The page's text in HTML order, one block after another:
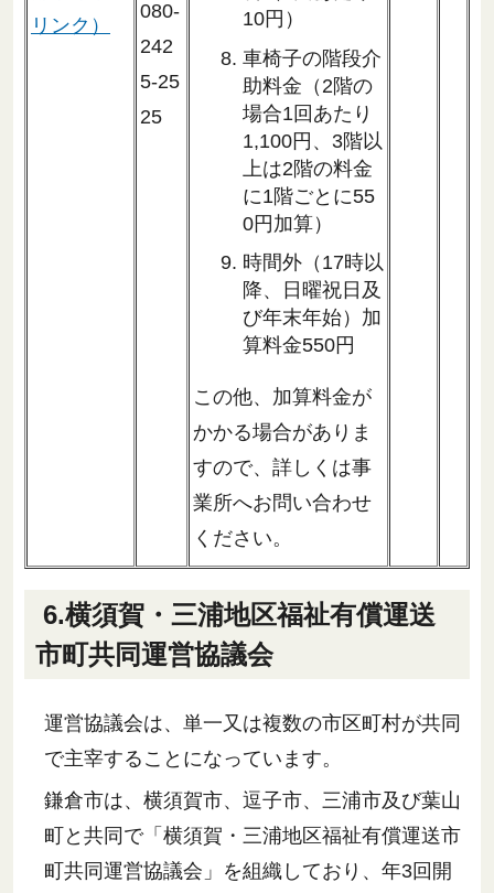
リンク）
080-
242
5-25
25
10円）
車椅子の階段介
助料金（2階の
場合1回あたり
1,100円、3階以
上は2階の料金
に1階ごとに55
0円加算）
時間外（17時以
降、日曜祝日及
び年末年始）加
算料金550円
この他、加算料金が
かかる場合がありま
すので、詳しくは事
業所へお問い合わせ
ください。
6.横須賀・三浦地区福祉有償運送
市町共同運営協議会
運営協議会は、単一又は複数の市区町村が共同
で主宰することになっています。
鎌倉市は、横須賀市、逗子市、三浦市及び葉山
町と共同で「横須賀・三浦地区福祉有償運送市
町共同運営協議会」を組織しており、年3回開